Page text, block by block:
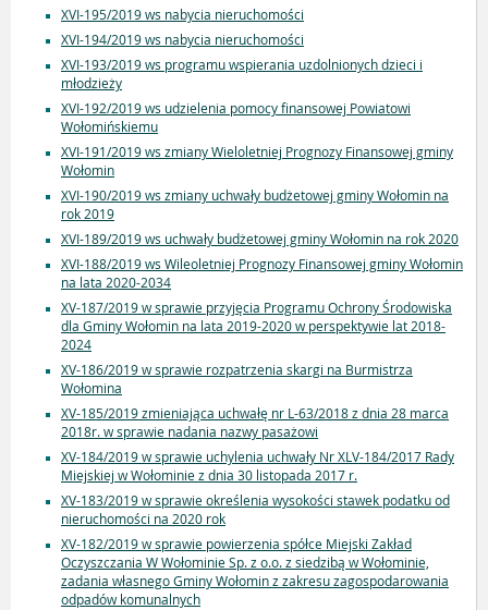
XVI-195/2019 ws nabycia nieruchomości
XVI-194/2019 ws nabycia nieruchomości
XVI-193/2019 ws programu wspierania uzdolnionych dzieci i
młodzieży
XVI-192/2019 ws udzielenia pomocy finansowej Powiatowi
Wołomińskiemu
XVI-191/2019 ws zmiany Wieloletniej Prognozy Finansowej gminy
Wołomin
XVI-190/2019 ws zmiany uchwały budżetowej gminy Wołomin na
rok 2019
XVI-189/2019 ws uchwały budżetowej gminy Wołomin na rok 2020
XVI-188/2019 ws Wileoletniej Prognozy Finansowej gminy Wołomin
na lata 2020-2034
XV-187/2019 w sprawie przyjęcia Programu Ochrony Środowiska
dla Gminy Wołomin na lata 2019-2020 w perspektywie lat 2018-
2024
XV-186/2019 w sprawie rozpatrzenia skargi na Burmistrza
Wołomina
XV-185/2019 zmieniająca uchwałę nr L-63/2018 z dnia 28 marca
2018r. w sprawie nadania nazwy pasażowi
XV-184/2019 w sprawie uchylenia uchwały Nr XLV-184/2017 Rady
Miejskiej w Wołominie z dnia 30 listopada 2017 r.
XV-183/2019 w sprawie określenia wysokości stawek podatku od
nieruchomości na 2020 rok
XV-182/2019 w sprawie powierzenia spółce Miejski Zakład
Oczyszczania W Wołominie Sp. z o.o. z siedzibą w Wołominie,
zadania własnego Gminy Wołomin z zakresu zagospodarowania
odpadów komunalnych